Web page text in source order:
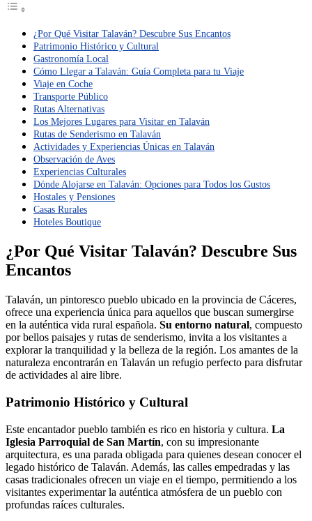
¿Por Qué Visitar Talaván? Descubre Sus Encantos
Patrimonio Histórico y Cultural
Gastronomía Local
Cómo Llegar a Talaván: Guía Completa para tu Viaje
Viaje en Coche
Transporte Público
Rutas Alternativas
Los Mejores Lugares para Visitar en Talaván
Rutas de Senderismo en Talaván
Actividades y Experiencias Únicas en Talaván
Observación de Aves
Experiencias Culturales
Dónde Alojarse en Talaván: Opciones para Todos los Gustos
Hostales y Pensiones
Casas Rurales
Hoteles Boutique
¿Por Qué Visitar Talaván? Descubre Sus
Encantos
Talaván, un pintoresco pueblo ubicado en la provincia de Cáceres,
ofrece una experiencia única para aquellos que buscan sumergirse
en la auténtica vida rural española. Su entorno natural, compuesto
por bellos paisajes y rutas de senderismo, invita a los visitantes a
explorar la tranquilidad y la belleza de la región. Los amantes de la
naturaleza encontrarán en Talaván un refugio perfecto para disfrutar
de actividades al aire libre.
Patrimonio Histórico y Cultural
Este encantador pueblo también es rico en historia y cultura. La
Iglesia Parroquial de San Martín, con su impresionante
arquitectura, es una parada obligada para quienes desean conocer el
legado histórico de Talaván. Además, las calles empedradas y las
casas tradicionales ofrecen un viaje en el tiempo, permitiendo a los
visitantes experimentar la auténtica atmósfera de un pueblo con
profundas raíces culturales.